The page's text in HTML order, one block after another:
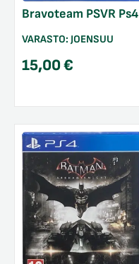
Bravoteam PSVR Ps4
VARASTO: JOENSUU
15,00€